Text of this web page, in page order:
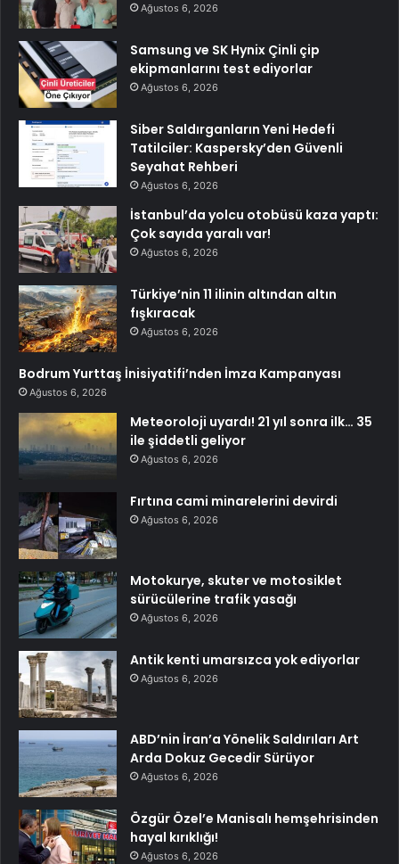
Ağustos 6, 2026
Samsung ve SK Hynix Çinli çip
ekipmanlarını test ediyorlar
Ağustos 6, 2026
Siber Saldırganların Yeni Hedefi
Tatilciler: Kaspersky’den Güvenli
Seyahat Rehberi
Ağustos 6, 2026
İstanbul’da yolcu otobüsü kaza yaptı:
Çok sayıda yaralı var!
Ağustos 6, 2026
Türkiye’nin 11 ilinin altından altın
fışkıracak
Ağustos 6, 2026
Bodrum Yurttaş İnisiyatifi’nden İmza Kampanyası
Ağustos 6, 2026
Meteoroloji uyardı! 21 yıl sonra ilk… 35
ile şiddetli geliyor
Ağustos 6, 2026
Fırtına cami minarelerini devirdi
Ağustos 6, 2026
Motokurye, skuter ve motosiklet
sürücülerine trafik yasağı
Ağustos 6, 2026
Antik kenti umarsızca yok ediyorlar
Ağustos 6, 2026
ABD’nin İran’a Yönelik Saldırıları Art
Arda Dokuz Gecedir Sürüyor
Ağustos 6, 2026
Özgür Özel’e Manisalı hemşehrisinden
hayal kırıklığı!
Ağustos 6, 2026